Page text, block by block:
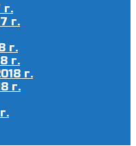
г.
г.
г.
г.
г.
г.